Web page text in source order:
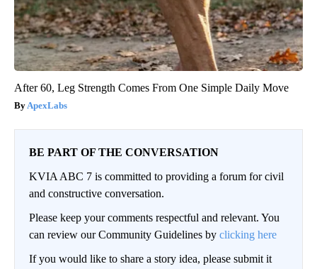
After 60, Leg Strength Comes From One Simple Daily Move
ApexLabs
BE PART OF THE CONVERSATION
KVIA ABC 7 is committed to providing a forum for civil
and constructive conversation.
Please keep your comments respectful and relevant. You
can review our Community Guidelines by clicking here
If you would like to share a story idea, please submit it